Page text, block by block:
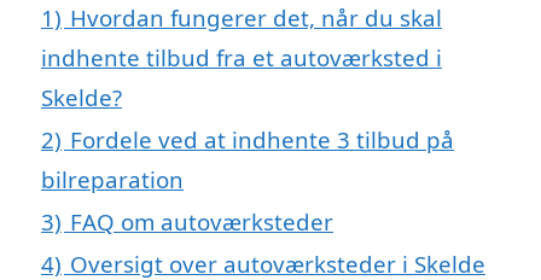
1) Hvordan fungerer det, når du skal
indhente tilbud fra et autoværksted i
Skelde?
2) Fordele ved at indhente 3 tilbud på
bilreparation
3) FAQ om autoværksteder
4) Oversigt over autoværksteder i Skelde